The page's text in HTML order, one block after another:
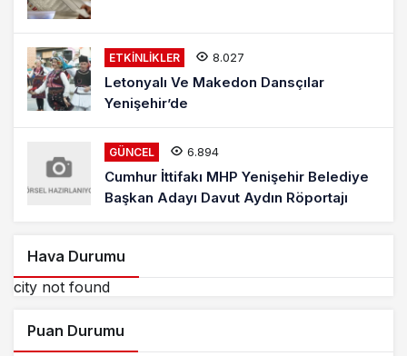
ETKINLIKLER 8.027
Letonyalı Ve Makedon Dansçılar
Yenişehir’de
GÜNCEL 6.894
Cumhur İttifakı MHP Yenişehir Belediye
Başkan Adayı Davut Aydın Röportajı
Hava Durumu
city not found
Puan Durumu